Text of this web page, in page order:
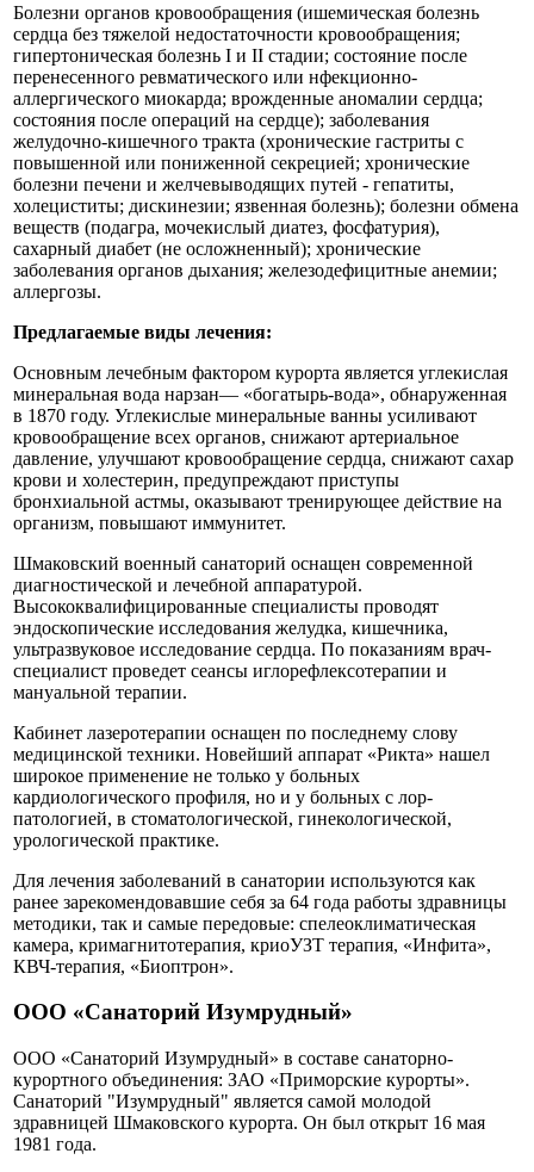
Болезни органов кровообращения (ишемическая болезнь
сердца без тяжелой недостаточности кровообращения;
гипертоническая болезнь I и II стадии; состояние после
перенесенного ревматического или нфекционно-
аллергического миокарда; врожденные аномалии сердца;
состояния после операций на сердце); заболевания
желудочно-кишечного тракта (хронические гастриты с
повышенной или пониженной секрецией; хронические
болезни печени и желчевыводящих путей - гепатиты,
холециститы; дискинезии; язвенная болезнь); болезни обмена
веществ (подагра, мочекислый диатез, фосфатурия),
сахарный диабет (не осложненный); хронические
заболевания органов дыхания; железодефицитные анемии;
аллергозы.
Предлагаемые виды лечения:
Основным лечебным фактором курорта является углекислая
минеральная вода нарзан— «богатырь-вода», обнаруженная
в 1870 году. Углекислые минеральные ванны усиливают
кровообращение всех органов, снижают артериальное
давление, улучшают кровообращение сердца, снижают сахар
крови и холестерин, предупреждают приступы
бронхиальной астмы, оказывают тренирующее действие на
организм, повышают иммунитет.
Шмаковский военный санаторий оснащен современной
диагностической и лечебной аппаратурой.
Высококвалифицированные специалисты проводят
эндоскопические исследования желудка, кишечника,
ультразвуковое исследование сердца. По показаниям врач-
специалист проведет сеансы иглорефлексотерапии и
мануальной терапии.
Кабинет лазеротерапии оснащен по последнему слову
медицинской техники. Новейший аппарат «Рикта» нашел
широкое применение не только у больных
кардиологического профиля, но и у больных с лор-
патологией, в стоматологической, гинекологической,
урологической практике.
Для лечения заболеваний в санатории используются как
ранее зарекомендовавшие себя за 64 года работы здравницы
методики, так и самые передовые: спелеоклиматическая
камера, кримагнитотерапия, криоУЗТ терапия, «Инфита»,
КВЧ-терапия, «Биоптрон».
ООО «Санаторий Изумрудный»
ООО «Санаторий Изумрудный» в составе санаторно-
курортного объединения: ЗАО «Приморские курорты».
Санаторий "Изумрудный" является самой молодой
здравницей Шмаковского курорта. Он был открыт 16 мая
1981 года.